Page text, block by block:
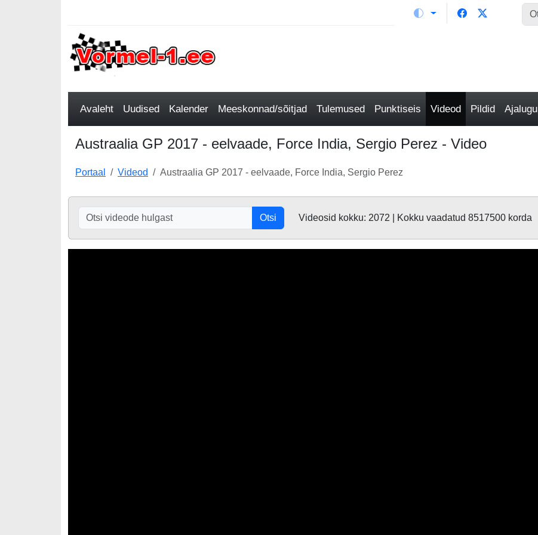
Avaleht Uudised Kalender Meeskonnad/sõitjad Tulemused Punktiseis Videod Pildid Ajalugu
Austraalia GP 2017 - eelvaade, Force India, Sergio Perez - Video
Portaal Videod Austraalia GP 2017 - eelvaade, Force India, Sergio Perez
Otsi Videosid kokku: 2072 | Kokku vaadatud 8517500 korda